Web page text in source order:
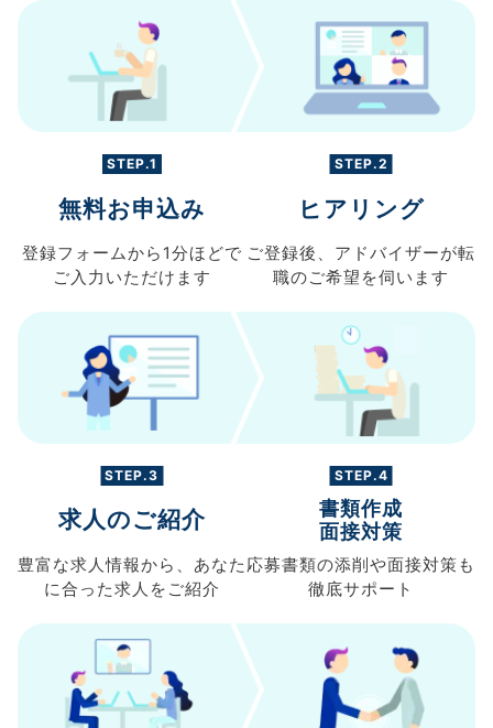
STEP.1
無料お申込み
登録フォームから 1分ほどで
ご入力 いただけます
STEP.2
ヒアリング
ご登録後、 アドバイザーが転
職のご希望を伺います
STEP.3
求人のご紹介
豊富な求人情報から、 あなた
に合った求人を ご紹介
STEP.4
書類作成
面接対策
応募書類の添削や面接対策も
徹底サポート